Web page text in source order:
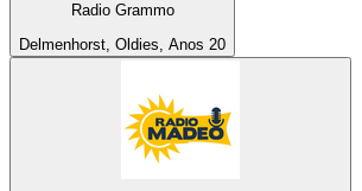
Radio Grammo
Delmenhorst, Oldies, Anos 20